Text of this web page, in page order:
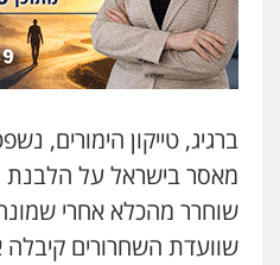
עו"ד אילן
פלילי פשיעה
0522992110
עו"ד שאדי
פשיעה
0509230800
מאסר בישראל על הלבנת
שוחרר מהכלא אחרי
שוועדת השחרורים